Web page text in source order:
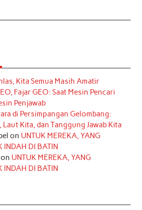
Kita Semua Masih Amatir
Fajar GEO: Saat Mesin Pencari
Penjawab
di Persimpangan Gelombang:
Kita, dan Tanggung Jawab Kita
on UNTUK MEREKA, YANG
INDAH DI BATIN
on UNTUK MEREKA, YANG
INDAH DI BATIN